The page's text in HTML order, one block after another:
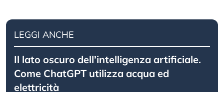
LEGGI ANCHE
Il lato oscuro dell’intelligenza artificiale.
Come ChatGPT utilizza acqua ed
elettricità